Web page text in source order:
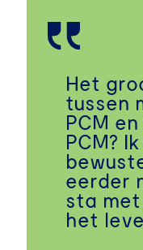
Het
tussen
PCM
PCM?
eerder
sta
het